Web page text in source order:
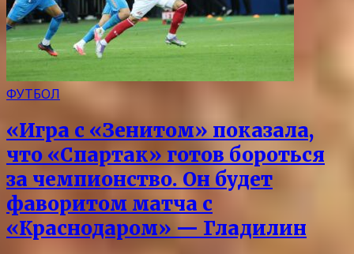
ФУТБОЛ
«Игра с «Зенитом» показала,
что «Спартак» готов бороться
за чемпионство. Он будет
фаворитом матча с
«Краснодаром» — Гладилин